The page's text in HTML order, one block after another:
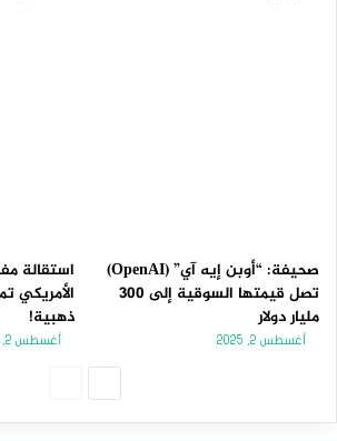
صحيفة: “أوبن إيه آي” (OpenAI)
تصل قيمتها السوقية إلى 300
مليار دولار
أغسطس 2, 2025
استقالة
الأمريكي
ذهبية!
أغسطس 2, 2025